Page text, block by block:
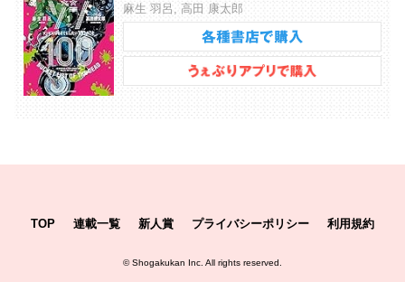
麻生 羽呂, 高田 康太郎
TOP 連載一覧 新人賞 プライバシーポリシー 利用規約
©Shogakukan Inc. All rights reserved.